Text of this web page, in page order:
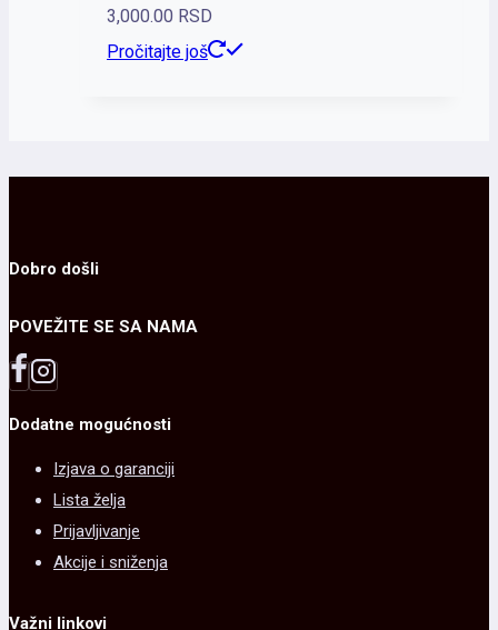
3,000.00 RSD
Pročitajte još
Dobro došli
POVEŽITE SE SA NAMA
Dodatne mogućnosti
Izjava o garanciji
Lista želja
Prijavljivanje
Akcije i sniženja
Važni linkovi